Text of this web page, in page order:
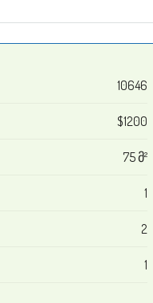
10646
$1200
75 მ²
1
2
1